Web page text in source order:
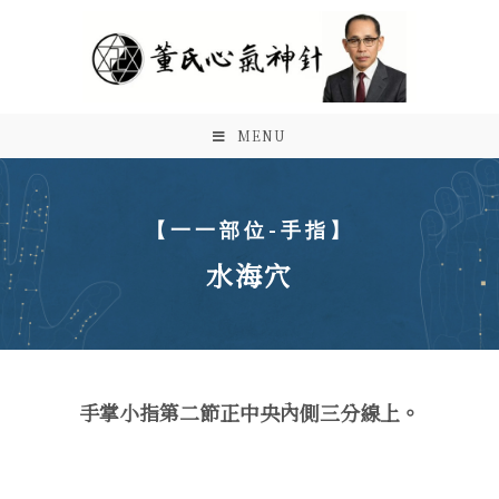
MENU
【一一部位-手指】
水海穴
手掌小指第二節正中央內側三分線上。